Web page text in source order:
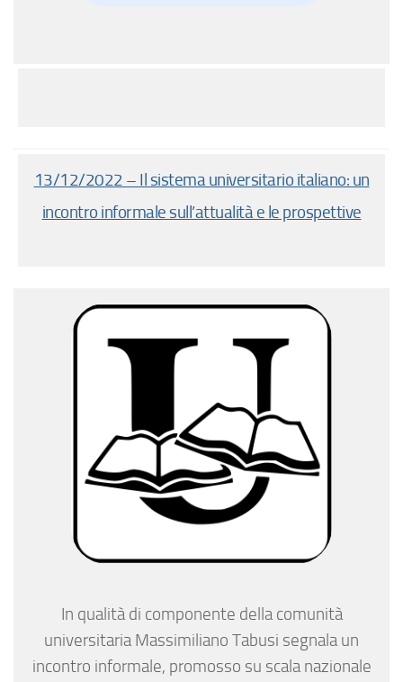
13/12/2022 – Il sistema universitario italiano: un
incontro informale sull’attualità e le prospettive
In qualità di componente della comunità
universitaria Massimiliano Tabusi segnala un
incontro informale, promosso su scala nazionale